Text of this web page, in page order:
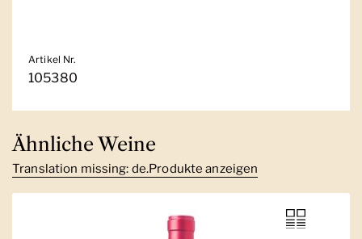
Artikel Nr.
105380
Ähnliche Weine
Translation missing: de.Produkte anzeigen